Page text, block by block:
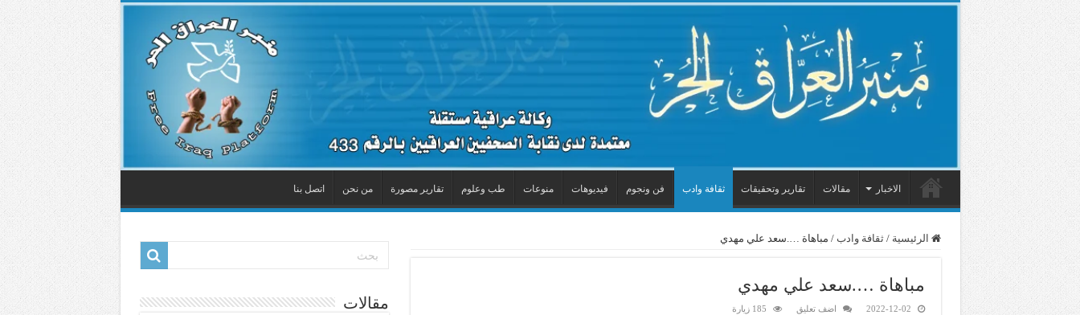
الاخبار مقالات تقارير وتحقيقات ثقافة وادب فن ونجوم فيديوهات منوعات طب وعلوم تقارير مصورة من نحن اتصل بنا
الرئيسية / ثقافة وادب / مباهاة ….سعد علي مهدي
مباهاة ….سعد علي مهدي
2022-12-02 اضف تعليق 185 زيارة مقالات